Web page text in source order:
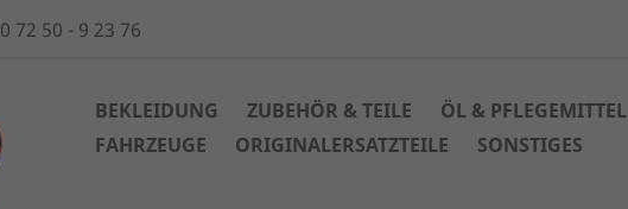
0 72 50 - 9 23 76
BEKLEIDUNG ZUBEHÖR & TEILE ÖL & PFLEGEMITTEL
FAHRZEUGE
ORIGINALERSATZTEILE SONSTIGES